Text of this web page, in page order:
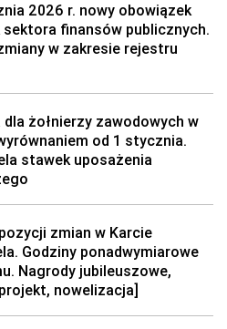
2026 r. nowy obowiązek
finansów publicznych.
w zakresie rejestru
dla żołnierzy zawodowych w
od 1 stycznia.
stawek uposażenia
zmian w Karcie
Godziny ponadwymiarowe
Nagrody jubileuszowe,
nowelizacja]